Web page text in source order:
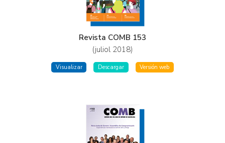
Revista COMB 153
(juliol 2018)
Visualizar Descargar Versión web